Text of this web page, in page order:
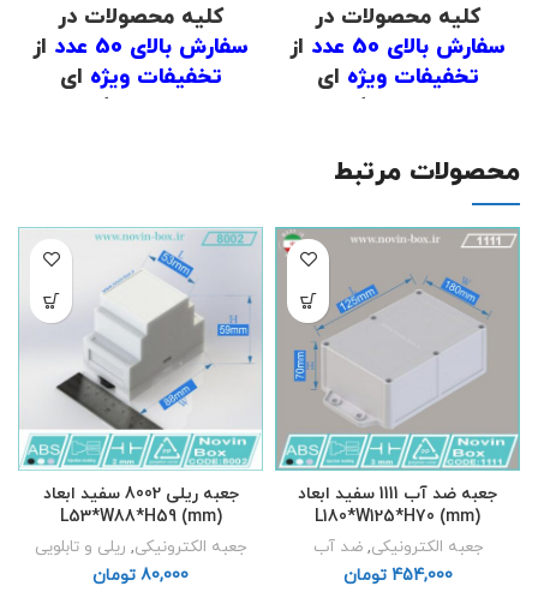
کلیه محصولات در
سفارش بالای 50 عدد
از
تخفیفات ویژه ای
برخوردار است که برای
های02191098634
02191098649
حاصل فرمایید .
(دانلود لیست قیمت)
کلیه محصولات در
سفارش بالای 50 عدد
از
تخفیفات ویژه ای
برخوردار است که برای
حاصل فرمایید .
.
(دانلود لیست قیمت)
محصولات مرتبط
جعبه ضد آب 1111 سفید ابعاد
L180*W125*H70 (mm)
جعبه الکترونیکی,ضد آب
تومان
جعبه ریلی 8002 سفید ابعاد
L53*W88*H59 (mm)
جعبه الکترونیکی, ریلی و تابلویی
تومان